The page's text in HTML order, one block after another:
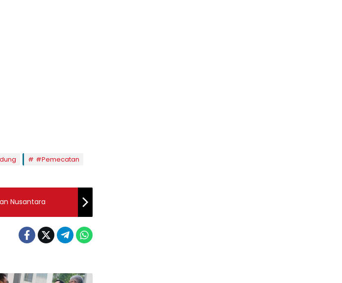
#Pemecatan
Nusantara